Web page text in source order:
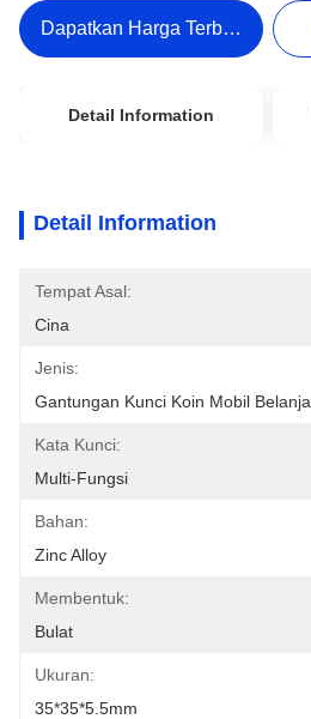
Dapatkan Harga Terbaik
Detail Information
Detail Information
Tempat Asal:
Cina
Jenis:
Gantungan Kunci Koin Mobil Belanja
Kata Kunci:
Multi-Fungsi
Bahan:
Zinc Alloy
Membentuk:
Bulat
Ukuran:
35*35*5.5mm